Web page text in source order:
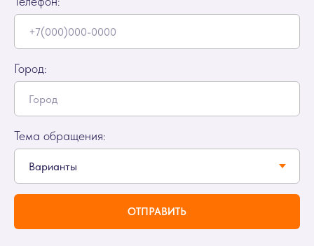
Город:
Тема обращения:
ОТПРАВИТЬ